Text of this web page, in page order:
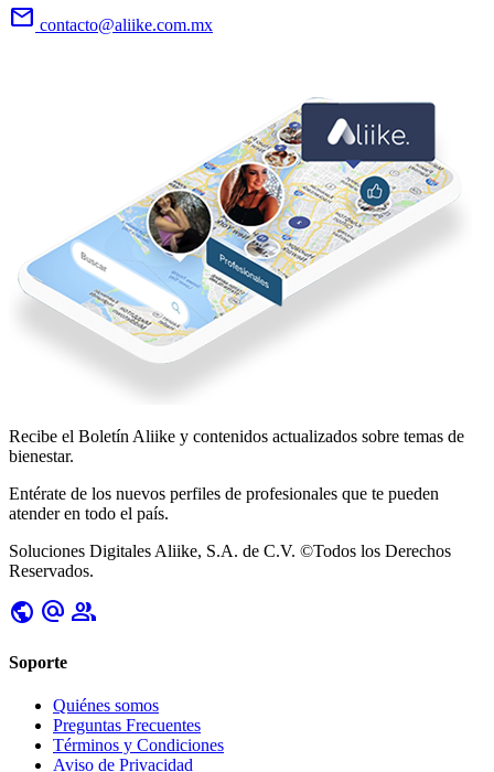
email contacto@aliike.com.mx
Recibe el Boletín Aliike y contenidos actualizados sobre temas de
bienestar.
Entérate de los nuevos perfiles de profesionales que te pueden
atender en todo el país.
Soluciones Digitales Aliike, S.A. de C.V. ©Todos los Derechos
Reservados.
public alternate_email group
Soporte
Quiénes somos
Preguntas Frecuentes
Términos y Condiciones
Aviso de Privacidad